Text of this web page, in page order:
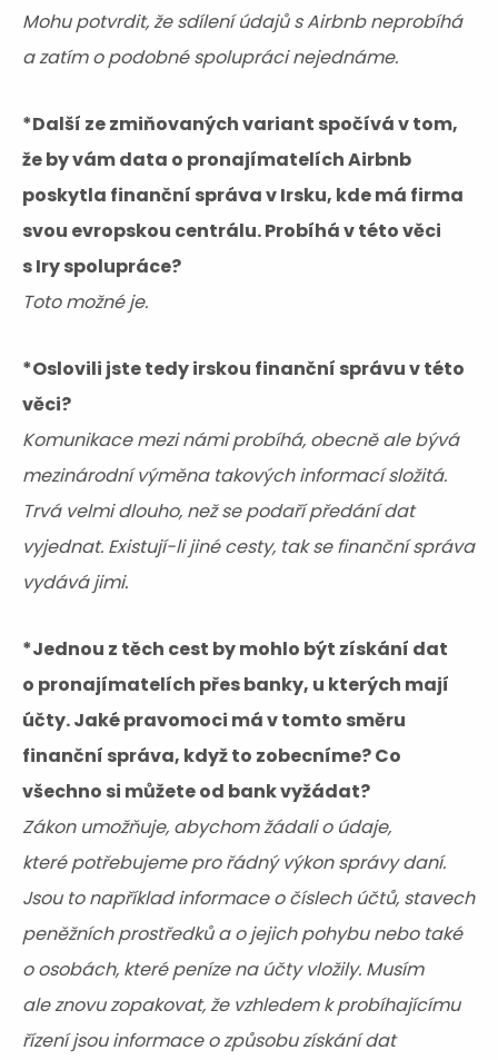
Mohu potvrdit, že sdílení údajů s Airbnb neprobíhá
a zatím o podobné spolupráci nejednáme.
*Další ze zmiňovaných variant spočívá v tom,
že by vám data o pronajímatelích Airbnb
poskytla finanční správa v Irsku, kde má firma
svou evropskou centrálu. Probíhá v této věci
s Iry spolupráce?
Toto možné je.
*Oslovili jste tedy irskou finanční správu v této
věci?
Komunikace mezi námi probíhá, obecně ale bývá
mezinárodní výměna takových informací složitá.
Trvá velmi dlouho, než se podaří předání dat
vyjednat. Existují-li jiné cesty, tak se finanční správa
vydává jimi.
*Jednou z těch cest by mohlo být získání dat
o pronajímatelích přes banky, u kterých mají
účty. Jaké pravomoci má v tomto směru
finanční správa, když to zobecníme? Co
všechno si můžete od bank vyžádat?
Zákon umožňuje, abychom žádali o údaje,
které potřebujeme pro řádný výkon správy daní.
Jsou to například informace o číslech účtů, stavech
peněžních prostředků a o jejich pohybu nebo také
o osobách, které peníze na účty vložily. Musím
ale znovu zopakovat, že vzhledem k probíhajícímu
řízení jsou informace o způsobu získání dat